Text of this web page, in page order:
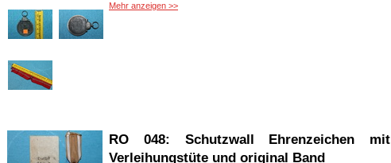
Versand Deutschland: 3,80 € Einschreiben
Mehr anzeigen >>
RO 048: Schutzwall Ehrenzeichen mit
Verleihungstüte und original Band